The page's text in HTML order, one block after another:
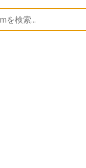
207126